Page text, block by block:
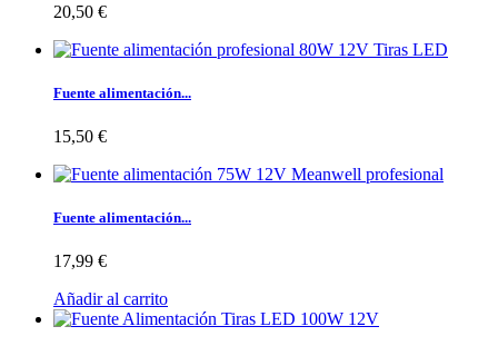
20,50 €
Fuente alimentación...
15,50 €
Fuente alimentación...
17,99 €
Añadir al carrito